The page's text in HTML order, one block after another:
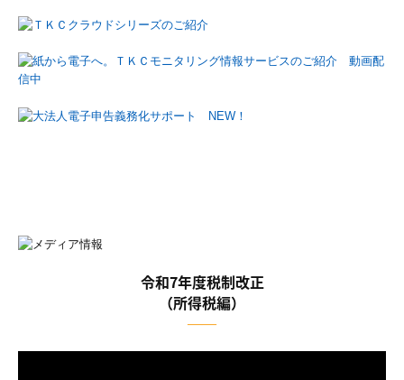
令和7年度税制改正
（所得税編）
――